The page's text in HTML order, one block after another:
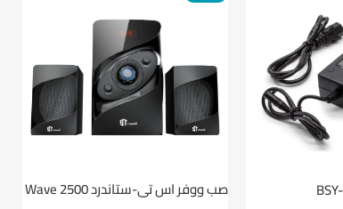
صب ووفر اس تي-ستاندرد Wave 2500